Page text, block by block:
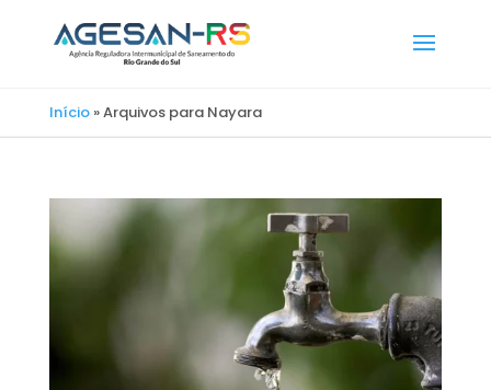
Início»Arquivos para Nayara